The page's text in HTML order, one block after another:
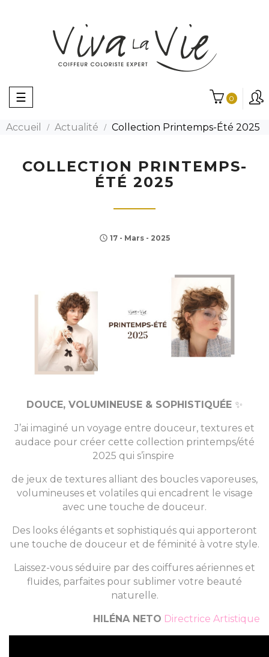
0
Basculer
la
navigation
☰
Accueil Actualité Collection Printemps-Été 2025
COLLECTION PRINTEMPS-
ÉTÉ 2025
 17 - Mars - 2025
DOUCE, VOLUMINEUSE & SOPHISTIQUÉE ✨
J’ai imaginé un voyage entre douceur, textures et
audace pour créer cette collection printemps/été
2025 qui s’inspire
de jeux de textures alliant des boucles vaporeuses,
volumineuses et volatiles qui encadrent le visage
avec une touche de douceur.
Des looks élégants et sophistiqués qui apporteront
une touche de douceur et de féminité à votre style.
Laissez-vous séduire par des coiffures aériennes et
fluides, parfaites pour sublimer votre beauté
naturelle.
HILÉNA NETO Directrice Artistique